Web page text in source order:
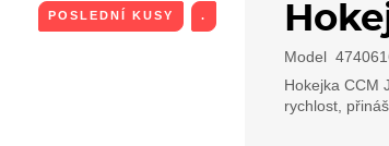
POSLEDNÍ KUSY .
Model
Hokejka CCM
rychlost,